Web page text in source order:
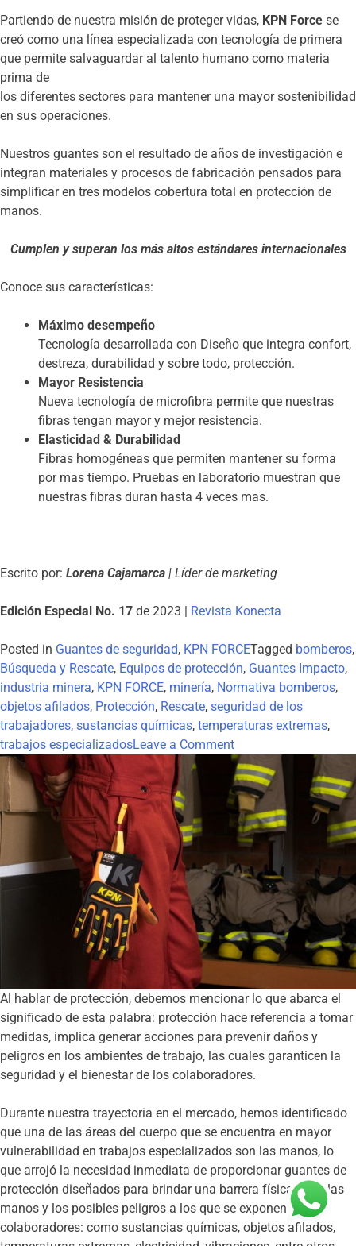
Partiendo de nuestra misión de proteger vidas, KPN Force se
creó como una línea especializada con tecnología de primera
que permite salvaguardar al talento humano como materia
prima de
los diferentes sectores para mantener una mayor sostenibilidad
en sus operaciones.
Nuestros guantes son el resultado de años de investigación e
integran materiales y procesos de fabricación pensados para
simplificar en tres modelos cobertura total en protección de
manos.
Cumplen y superan los más altos estándares internacionales
Conoce sus características:
Máximo desempeño
Tecnología desarrollada con Diseño que integra confort,
destreza, durabilidad y sobre todo, protección.
Mayor Resistencia
Nueva tecnología de microfibra permite que nuestras
fibras tengan mayor y mejor resistencia.
Elasticidad & Durabilidad
Fibras homogéneas que permiten mantener su forma
por mas tiempo. Pruebas en laboratorio muestran que
nuestras fibras duran hasta 4 veces mas.
Escrito por: Lorena Cajamarca | Líder de marketing
Edición Especial No. 17 de 2023 | Revista Konecta
Posted in Guantes de seguridad, KPN FORCETagged bomberos,
Búsqueda y Rescate, Equipos de protección, Guantes Impacto,
industria minera, KPN FORCE, minería, Normativa bomberos,
objetos afilados, Protección, Rescate, seguridad de los
trabajadores, sustancias químicas, temperaturas extremas,
trabajos especializadosLeave a Comment
Al hablar de protección, debemos mencionar lo que abarca el
significado de esta palabra: protección hace referencia a tomar
medidas, implica generar acciones para prevenir daños y
peligros en los ambientes de trabajo, las cuales garanticen la
seguridad y el bienestar de los colaboradores.
Durante nuestra trayectoria en el mercado, hemos identificado
que una de las áreas del cuerpo que se encuentra en mayor
vulnerabilidad en trabajos especializados son las manos, lo
que arrojó la necesidad inmediata de proporcionar guantes de
protección diseñados para brindar una barrera física entre las
manos y los posibles peligros a los que se exponen los
colaboradores: como sustancias químicas, objetos afilados,